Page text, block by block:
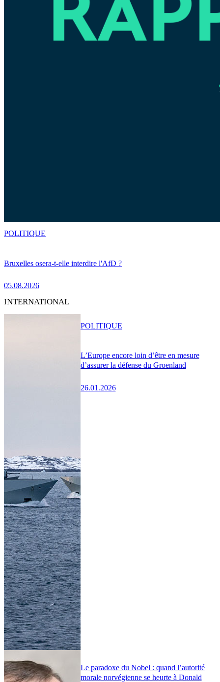
Bruxelles osera-t-elle interdire l'AfD ?
05.08.2026
POLITIQUE
INTERNATIONAL
L’Europe encore loin d’être en mesure
d’assurer la défense du Groenland
26.01.2026
POLITIQUE
Le paradoxe du Nobel : quand l’autorité
morale norvégienne se heurte à Donald